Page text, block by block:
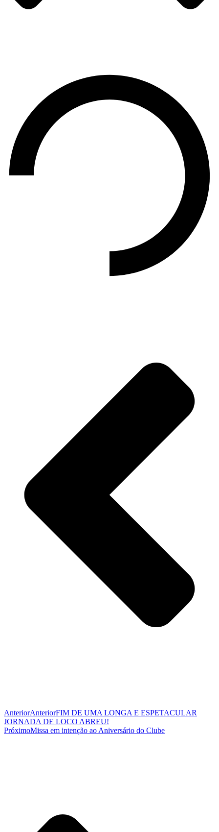
AnteriorAnteriorFIM DE UMA LONGA E ESPETACULAR
JORNADA DE LOCO ABREU!
PróximoMissa em intenção ao Aniversário do Clube